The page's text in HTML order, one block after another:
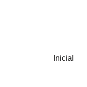
Inicial